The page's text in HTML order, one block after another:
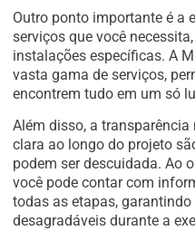
Outro ponto importante é a
serviços que você
instalações específicas. A
vasta gama de serviços,
encontrem tudo em um só
Além disso, a
clara ao longo do projeto
podem ser descuidada. Ao
você pode contar com
todas as etapas,
desagradáveis durante a